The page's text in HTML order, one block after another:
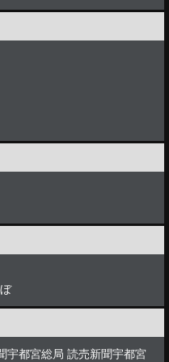
宇都宮総局 読売新聞宇都宮